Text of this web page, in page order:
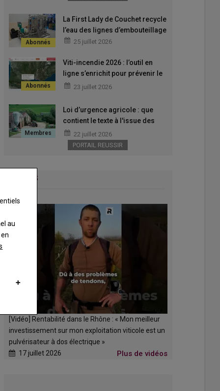
La First Lady de Couchet recycle
l’eau des lignes d’embouteillage
25 juillet 2026
Viti-incendie 2026 : l’outil en
ligne s’enrichit pour prévenir le
risque incendie
23 juillet 2026
Loi d’urgence agricole : que
contient le texte à l'issue des
débats ?
22 juillet 2026
PORTAIL REUSSIR
VIDÉOS
[Vidéo] Rentabilité dans le Rhône : « Mon meilleur
investissement sur mon exploitation viticole est un
pulvérisateur à dos électrique »
17 juillet 2026
Plus de vidéos
au